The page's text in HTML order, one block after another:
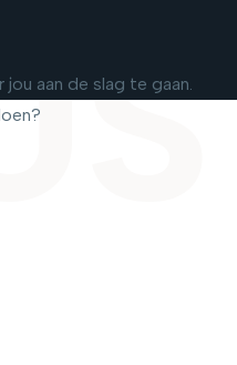
jou aan de slag te gaan.